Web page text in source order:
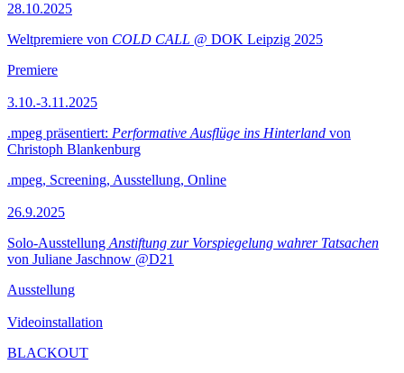
28.10.2025
Weltpremiere von COLD CALL @ DOK Leipzig 2025
Premiere
3.10.-3.11.2025
.mpeg präsentiert: Performative Ausflüge ins Hinterland von
Christoph Blankenburg
.mpeg, Screening, Ausstellung, Online
26.9.2025
Solo-Ausstellung Anstiftung zur Vorspiegelung wahrer Tatsachen
von Juliane Jaschnow @D21
Ausstellung
Videoinstallation
BLACKOUT